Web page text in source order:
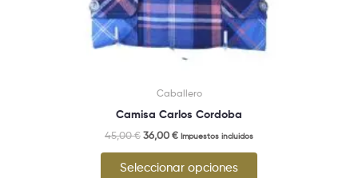
Caballero
Camisa Carlos Cordoba
45,00€ 36,00 € Impuestos incluidos
Seleccionar opciones
producto